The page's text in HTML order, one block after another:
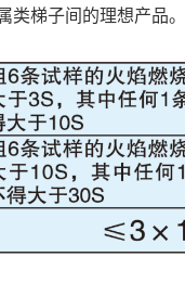
梯子间的理想产品。